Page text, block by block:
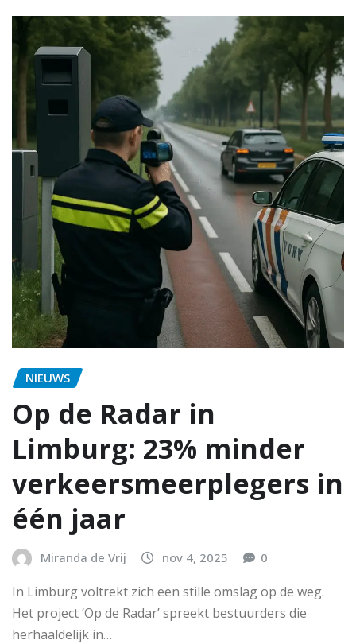
NIEUWS
Op de Radar in
Limburg: 23% minder
verkeersmeerplegers in
één jaar
Miranda de Vrij nov 4, 2025 0
In Limburg voltrekt zich een stille omslag op de weg.
Het project ‘Op de Radar’ spreekt bestuurders die
herhaaldelijk in…